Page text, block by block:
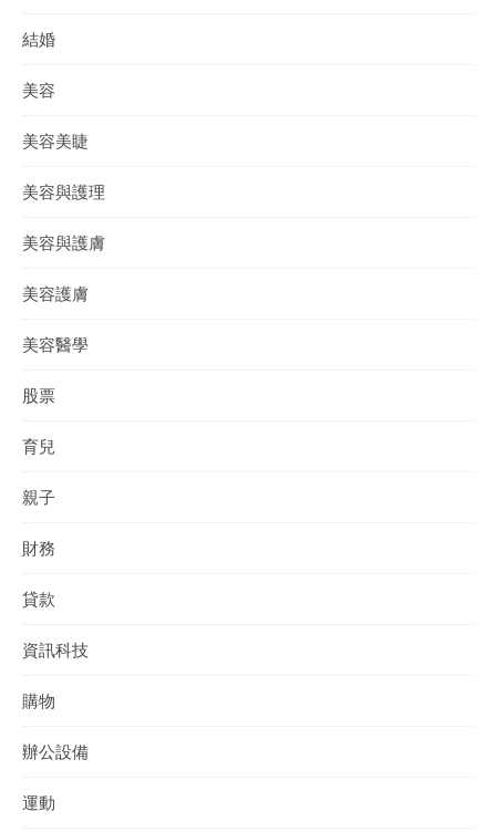
結婚
美容
美容美睫
美容與護理
美容與護膚
美容護膚
美容醫學
股票
育兒
親子
財務
貸款
資訊科技
購物
辦公設備
運動